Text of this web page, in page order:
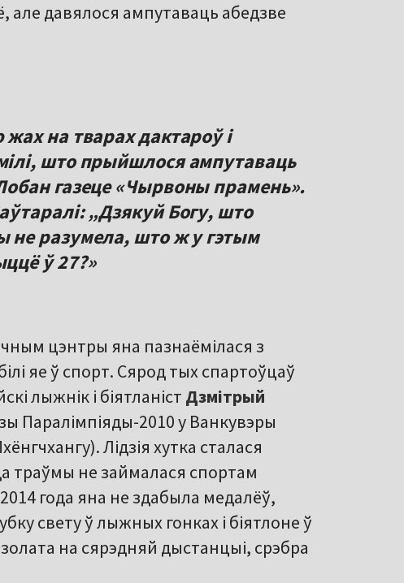
давялося ампутаваць абедзве
на тварах дактароў і
што прыйшлося ампутаваць
газеце «Чырвоны прамень».
„Дзякуй Богу, што
не разумела, што ж у гэтым
ў 27?»
цэнтры яна пазнаёмілася з
яе ў спорт. Сярод тых спартоўцаў
лыжнік і біятланіст Дзмітрый
Паралімпіяды-2010 у Ванкувэры
Лідзія хутка сталася
траўмы не займалася спортам
года яна не здабыла медалёў,
свету ў лыжных гонках і біятлоне ў
на сярэдняй дыстанцыі, срэбра